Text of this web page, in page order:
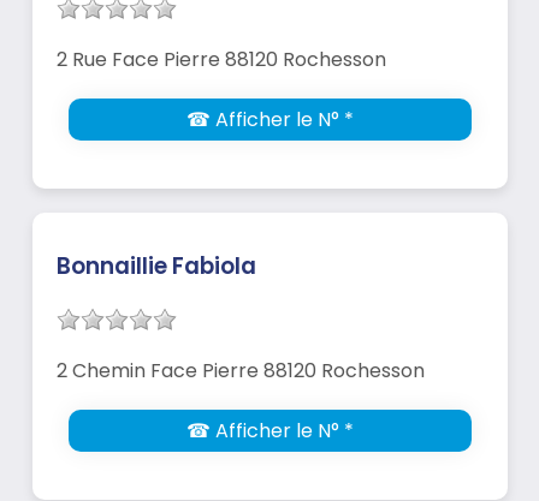
2 Rue Face Pierre 88120 Rochesson
☎ Afficher le N° *
Bonnaillie Fabiola
2 Chemin Face Pierre 88120 Rochesson
☎ Afficher le N° *